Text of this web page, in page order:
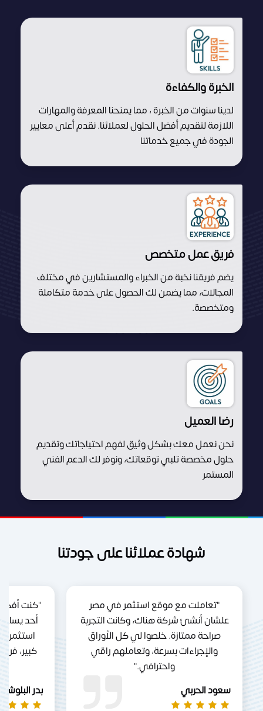
الخبرة والكفاءة
لدينا سنوات من الخبرة ، مما يمنحنا المعرفة والمهارات
اللازمة لتقديم أفضل الحلول لعملائنا. نقدم أعلى معايير
الجودة في جميع خدماتنا
فريق عمل متخصص
يضم فريقنا نخبة من الخبراء والمستشارين في مختلف
المجالات، مما يضمن لك الحصول على خدمة متكاملة
ومتخصصة.
رضا العميل
نحن نعمل معك بشكل وثيق لفهم احتياجاتك وتقديم
حلول مخصصة تلبي توقعاتك، ونوفر لك الدعم الفني
المستمر
شهادة عملائنا على جودتنا
"تعاملت مع موقع استثمر في مصر
علشان أنشئ شركة هناك، وكانت التجربة
صراحة ممتازة. خلصوا لي كل الأوراق
والإجراءات بسرعة، وتعاملهم راقي
واحترافي."
سعود الحربي
"كنت
أحد
استثمر
كبير،
بدر